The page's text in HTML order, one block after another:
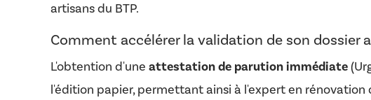
artisans du BTP.
Comment accélérer la validation de son dossier
L'obtention d'une attestation de parution immédiate
l'édition papier, permettant ainsi à l'expert en